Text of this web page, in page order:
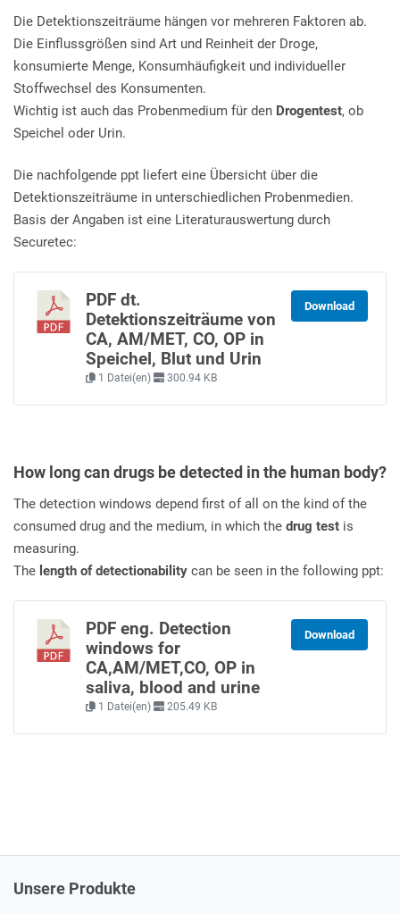
Die Detektionszeiträume hängen vor mehreren Faktoren ab.
Die Einflussgrößen sind Art und Reinheit der Droge,
konsumierte Menge, Konsumhäufigkeit und individueller
Stoffwechsel des Konsumenten.
Wichtig ist auch das Probenmedium für den Drogentest, ob
Speichel oder Urin.
Die nachfolgende ppt liefert eine Übersicht über die
Detektionszeiträume in unterschiedlichen Probenmedien.
Basis der Angaben ist eine Literaturauswertung durch
Securetec:
PDF dt.
Detektionszeiträume von
CA, AM/MET, CO, OP in
Speichel, Blut und Urin
1 Datei(en) 300.94 KB
Download
How long can drugs be detected in the human body?
The detection windows depend first of all on the kind of the
consumed drug and the medium, in which the drug test is
measuring.
The length of detectionability can be seen in the following ppt:
PDF eng. Detection
windows for
CA,AM/MET,CO, OP in
saliva, blood and urine
1 Datei(en) 205.49 KB
Download
Unsere Produkte